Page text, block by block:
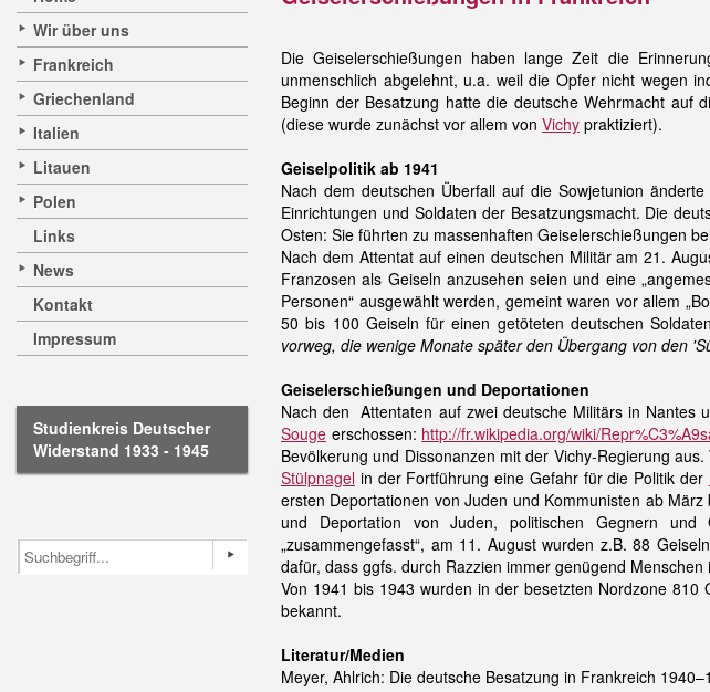
Wir über uns
Frankreich
Griechenland
Italien
Litauen
Polen
Links
News
Kontakt
Impressum
Studienkreis Deutscher
Widerstand 1933 - 1945
Die Geiselerschießungen haben lange Zeit die
unmenschlich abgelehnt, u.a. weil die Opfer nicht wegen
Beginn der Besatzung hatte die deutsche Wehrmacht auf
(diese wurde zunächst vor allem von Vichy praktiziert).
Geiselpolitik ab 1941
Nach dem deutschen Überfall auf die Sowjetunion
Einrichtungen und Soldaten der Besatzungsmacht. Die
Osten: Sie führten zu massenhaften Geiselerschießungen
Nach dem Attentat auf einen deutschen Militär am 21.
Franzosen als Geiseln anzusehen seien und eine
Personen“ ausgewählt werden, gemeint waren vor allem
50 bis 100 Geiseln für einen getöteten deutschen
vorweg, die wenige Monate später den Übergang von den
Geiselerschießungen und Deportationen
Nach den Attentaten auf zwei deutsche Militärs in Nantes
Souge erschossen: http://fr.wikipedia.org/wiki/
Bevölkerung und Dissonanzen mit der Vichy-Regierung
Stülpnagel in der Fortführung eine Gefahr für die Politik der
ersten Deportationen von Juden und Kommunisten ab
und Deportation von Juden, politischen Gegnern und
„zusammengefasst“, am 11. August wurden z.B. 88
dafür, dass ggfs. durch Razzien immer genügend
Von 1941 bis 1943 wurden in der besetzten Nordzone
bekannt.
Literatur/Medien
Meyer, Ahlrich: Die deutsche Besatzung in Frankreich